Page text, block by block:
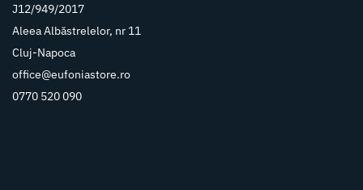
J12/949/2017
Aleea Albăstrelelor, nr 11
Cluj-Napoca
office@eufoniastore.ro
0770 520 090